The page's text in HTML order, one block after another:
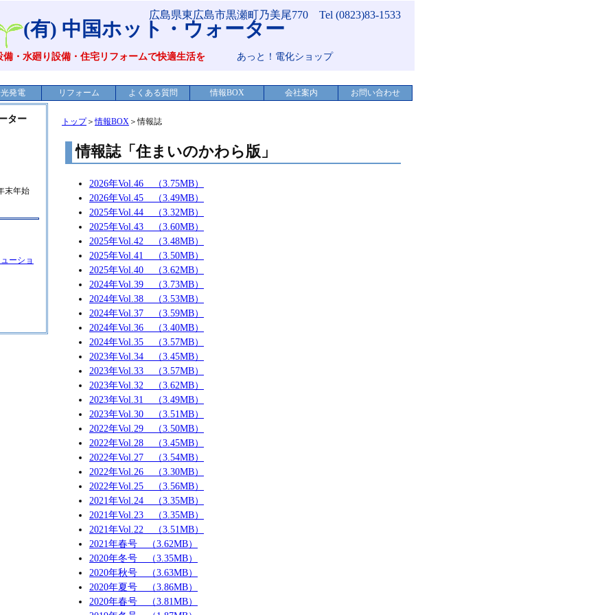
広島県東広島市黒瀬町乃美尾770 Tel (0823)83-1533
(有) 中国ホット・ウォーター
備・水廻り設備・住宅リフォームで快適生活を あっと！電化ショップ
発電 リフォーム よくある質問 情報BOX 会社案内 お問い合わせ
ター
末年始
ーショ
トップ＞情報BOX ＞情報誌
情報誌「住まいのかわら版」
2026年Vol.46 （3.75MB）
2026年Vol.45 （3.49MB）
2025年Vol.44 （3.32MB）
2025年Vol.43 （3.60MB）
2025年Vol.42 （3.48MB）
2025年Vol.41 （3.50MB）
2025年Vol.40 （3.62MB）
2024年Vol.39 （3.73MB）
2024年Vol.38 （3.53MB）
2024年Vol.37 （3.59MB）
2024年Vol.36 （3.40MB）
2024年Vol.35 （3.57MB）
2023年Vol.34 （3.45MB）
2023年Vol.33 （3.57MB）
2023年Vol.32 （3.62MB）
2023年Vol.31 （3.49MB）
2023年Vol.30 （3.51MB）
2022年Vol.29 （3.50MB）
2022年Vol.28 （3.45MB）
2022年Vol.27 （3.54MB）
2022年Vol.26 （3.30MB）
2022年Vol.25 （3.56MB）
2021年Vol.24 （3.35MB）
2021年Vol.23 （3.35MB）
2021年Vol.22 （3.51MB）
2021年春号 （3.62MB）
2020年冬号 （3.35MB）
2020年秋号 （3.63MB）
2020年夏号 （3.86MB）
2020年春号 （3.81MB）